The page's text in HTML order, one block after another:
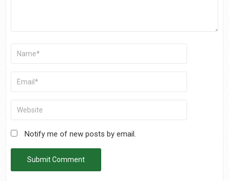
Notify me of new posts by email.